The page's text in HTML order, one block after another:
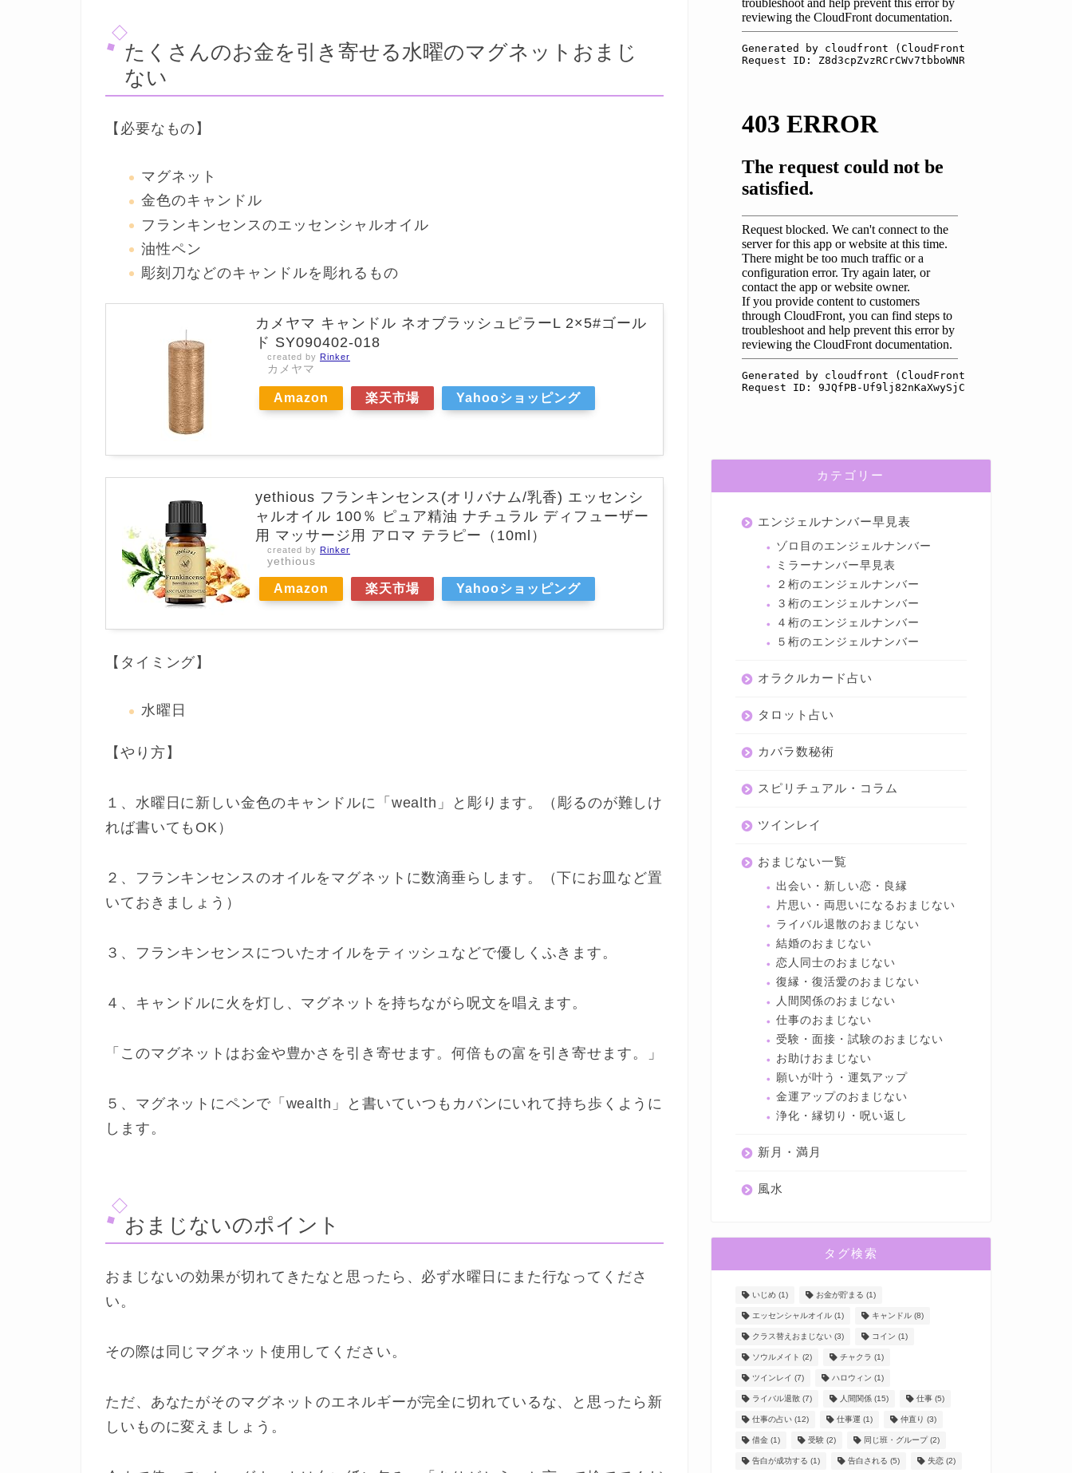
たくさんのお金を引き寄せる水曜のマグネットおまじ
ない
【必要なもの】
マグネット
金色のキャンドル
フランキンセンスのエッセンシャルオイル
油性ペン
彫刻刀などのキャンドルを彫れるもの
カメヤマ キャンドル ネオブラッシュピラーL 2×5#ゴール
ド SY090402-018
created by Rinker
カメヤマ
Amazon 楽天市場 Yahooショッピング
yethious フランキンセンス(オリバナム/乳香) エッセンシ
ャルオイル 100％ ピュア精油 ナチュラル ディフューザー
用 マッサージ用 アロマ テラピー（10ml）
created by Rinker
yethious
Amazon 楽天市場 Yahooショッピング
【タイミング】
水曜日
【やり方】
１、水曜日に新しい金色のキャンドルに「wealth」と彫ります。（彫るのが難しけ
れば書いてもOK）
２、フランキンセンスのオイルをマグネットに数滴垂らします。（下にお皿など置
いておきましょう）
３、フランキンセンスについたオイルをティッシュなどで優しくふきます。
４、キャンドルに火を灯し、マグネットを持ちながら呪文を唱えます。
「このマグネットはお金や豊かさを引き寄せます。何倍もの富を引き寄せます。」
５、マグネットにペンで「wealth」と書いていつもカバンにいれて持ち歩くように
します。
おまじないのポイント
おまじないの効果が切れてきたなと思ったら、必ず水曜日にまた行なってくださ
い。
その際は同じマグネット使用してください。
ただ、あなたがそのマグネットのエネルギーが完全に切れているな、と思ったら新
しいものに変えましょう。
カテゴリー
エンジェルナンバー早見表
ゾロ目のエンジェルナンバー
ミラーナンバー早見表
２桁のエンジェルナンバー
３桁のエンジェルナンバー
４桁のエンジェルナンバー
５桁のエンジェルナンバー
オラクルカード占い
タロット占い
カバラ数秘術
スピリチュアル・コラム
ツインレイ
おまじない一覧
出会い・新しい恋・良縁
片思い・両思いになるおまじない
ライバル退散のおまじない
結婚のおまじない
恋人同士のおまじない
復縁・復活愛のおまじない
人間関係のおまじない
仕事のおまじない
受験・面接・試験のおまじない
お助けおまじない
願いが叶う・運気アップ
金運アップのおまじない
浄化・縁切り・呪い返し
新月・満月
風水
タグ検索
いじめ(1) お金が貯まる (1)
エッセンシャルオイル(1) キャンドル(8)
クラス替えおまじない(3) コイン (1)
ソウルメイト (2) チャクラ (1)
ツインレイ (7) ハロウィン (1)
ライバル退散(7) 人間関係(15) 仕事(5)
仕事の占い(12) 仕事運 (1) 仲直り (3)
借金(1) 受験(2) 同じ班・グループ(2)
告白が成功する (1) 告白される (5) 失恋(2)